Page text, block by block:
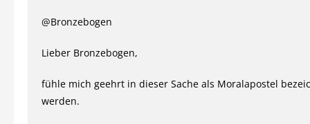
@Bronzebogen
Lieber Bronzebogen,
fühle mich geehrt in dieser Sache als Moralapostel
werden.